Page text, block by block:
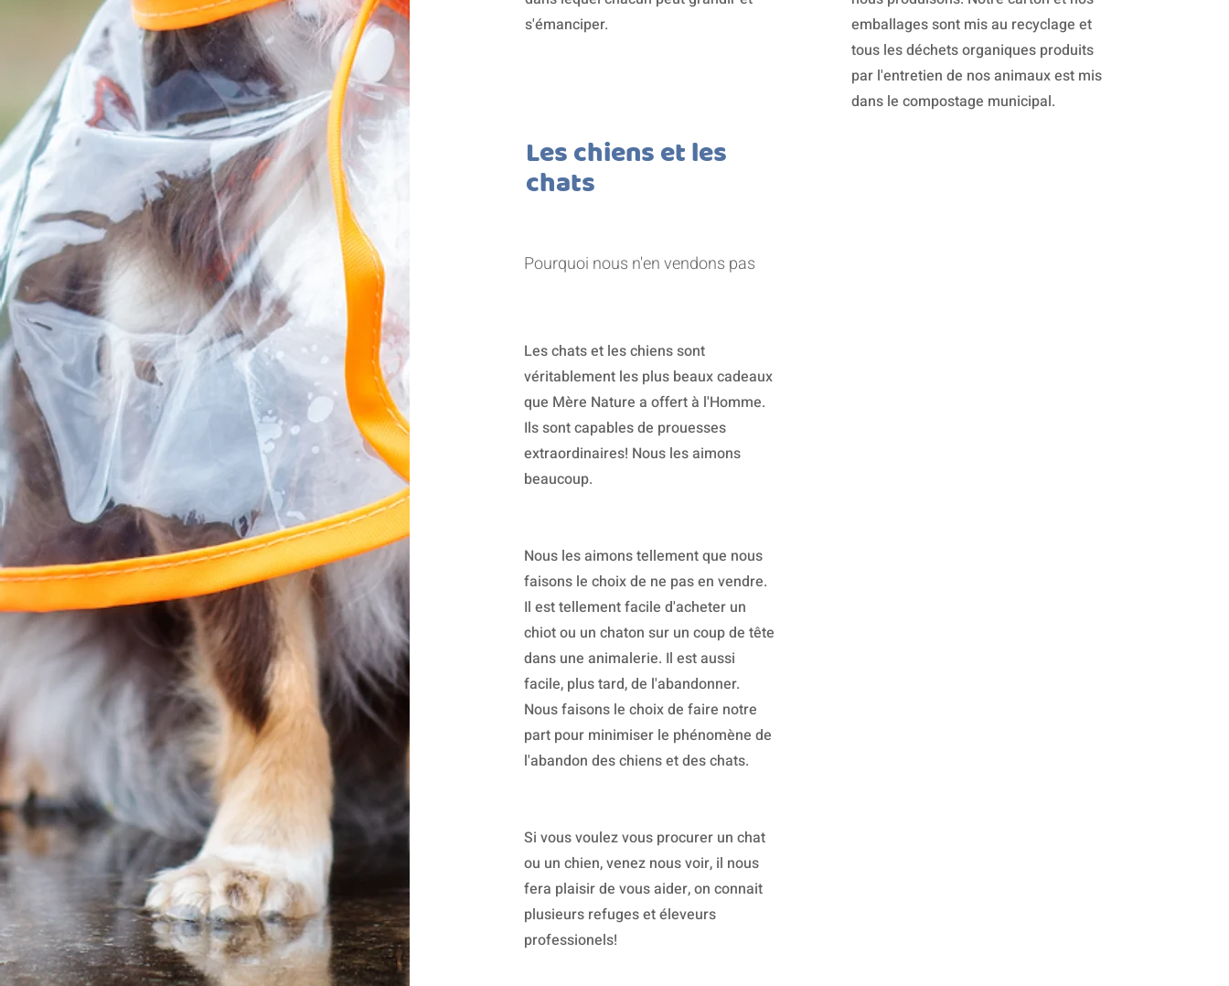
s'émanciper.
emballages sont mis au recyclage et
tous les déchets organiques produits
par l'entretien de nos animaux est mis
dans le compostage municipal.
Les chiens et les
chats
Pourquoi nous n'en vendons pas
Les chats et les chiens sont
véritablement les plus beaux cadeaux
que Mère Nature a offert à l'Homme.
Ils sont capables de prouesses
extraordinaires! Nous les aimons
beaucoup.
Nous les aimons tellement que nous
faisons le choix de ne pas en vendre.
Il est tellement facile d'acheter un
chiot ou un chaton sur un coup de tête
dans une animalerie. Il est aussi
facile, plus tard, de l'abandonner.
Nous faisons le choix de faire notre
part pour minimiser le phénomène de
l'abandon des chiens et des chats.
Si vous voulez vous procurer un chat
ou un chien, venez nous voir, il nous
fera plaisir de vous aider, on connait
plusieurs refuges et éleveurs
professionels!